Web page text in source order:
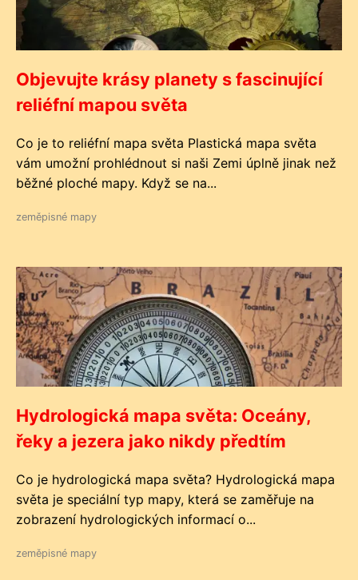
Objevujte krásy planety s fascinující
reliéfní mapou světa
Co je to reliéfní mapa světa Plastická mapa světa
vám umožní prohlédnout si naši Zemi úplně jinak než
běžné ploché mapy. Když se na...
zeměpisné mapy
Hydrologická mapa světa: Oceány,
řeky a jezera jako nikdy předtím
Co je hydrologická mapa světa? Hydrologická mapa
světa je speciální typ mapy, která se zaměřuje na
zobrazení hydrologických informací o...
zeměpisné mapy